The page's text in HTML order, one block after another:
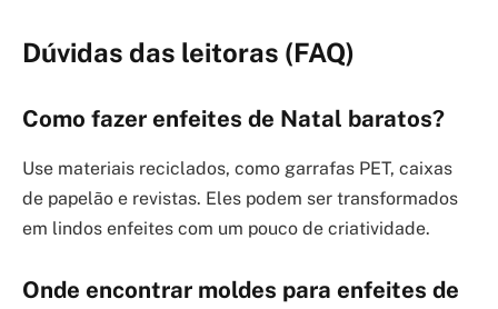
Dúvidas das leitoras (FAQ)
Como fazer enfeites de Natal baratos?
Use materiais reciclados, como garrafas PET, caixas
de papelão e revistas. Eles podem ser transformados
em lindos enfeites com um pouco de criatividade.
Onde encontrar moldes para enfeites de